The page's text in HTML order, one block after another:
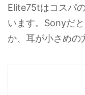
Elite75tはコスパ
います。Sonyだ
か、耳が小さめの